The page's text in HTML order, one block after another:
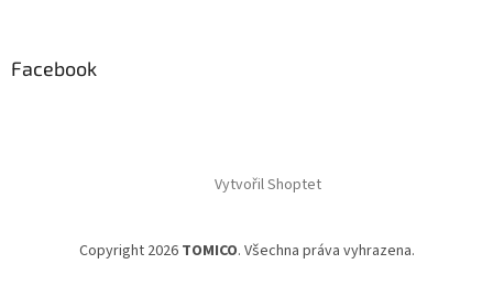
Facebook
Vytvořil Shoptet
Copyright 2026 TOMICO. Všechna práva vyhrazena.